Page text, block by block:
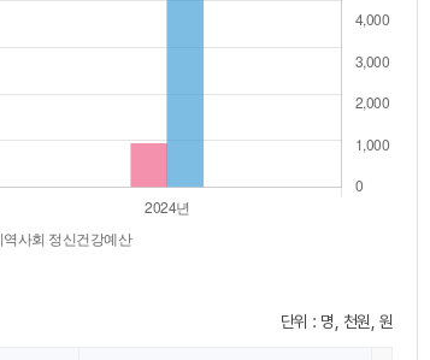
단위 : 명, 천원, 원